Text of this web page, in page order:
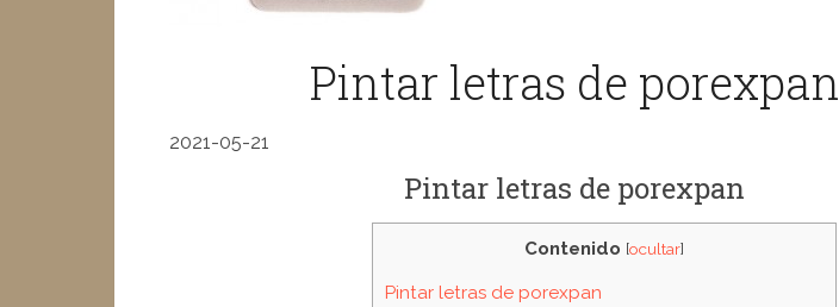
Pintar letras de porexpan
2021-05-21
Pintar letras de porexpan
Contenido [ocultar]
Pintar letras de porexpan